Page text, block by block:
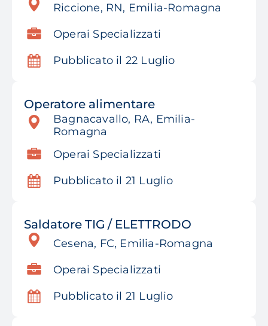
Riccione, RN, Emilia-Romagna
Operai Specializzati
Pubblicato il 22 Luglio
Operatore alimentare
Bagnacavallo, RA, Emilia-
Romagna
Operai Specializzati
Pubblicato il 21 Luglio
Saldatore TIG / ELETTRODO
Cesena, FC, Emilia-Romagna
Operai Specializzati
Pubblicato il 21 Luglio